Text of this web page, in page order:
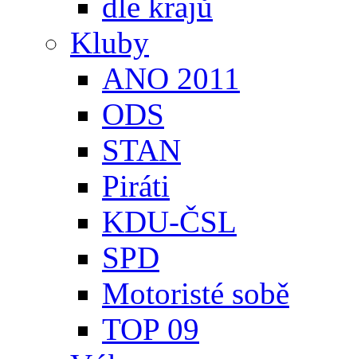
Kluby
ANO 2011
ODS
STAN
Piráti
KDU-ČSL
SPD
Motoristé sobě
TOP 09